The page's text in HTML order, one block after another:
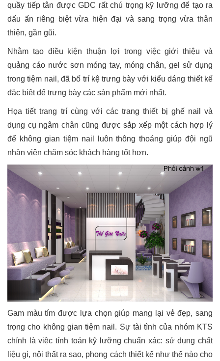
quầy tiếp tân được GDC rất chú trọng kỹ lưỡng để tạo ra
dấu ấn riêng biệt vừa hiện đại và sang trọng vừa thân
thiện, gần gũi.
Nhằm tạo điều kiện thuận lợi trong việc giới thiệu và
quảng cáo nước sơn móng tay, móng chân, gel sử dụng
trong tiệm nail, đã bố trí kệ trưng bày với kiểu dáng thiết kế
đặc biệt để trưng bày các sản phẩm mới nhất.
Họa tiết trang trí cùng với các trang thiết bị ghế nail và
dụng cụ ngâm chân cũng được sắp xếp một cách hợp lý
để không gian tiệm nail luôn thông thoáng giúp đội ngũ
nhân viên chăm sóc khách hàng tốt hơn.
Gam màu tím được lựa chọn giúp mang lại vẻ đẹp, sang
trọng cho không gian tiệm nail. Sự tài tình của nhóm KTS
chính là việc tính toán kỹ lưỡng chuẩn xác: sử dụng chất
liệu gì, nội thất ra sao, phong cách thiết kế như thế nào cho